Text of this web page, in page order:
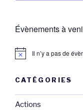
Évènements à
Il n’y a pas de
CATÉGORIES
Actions